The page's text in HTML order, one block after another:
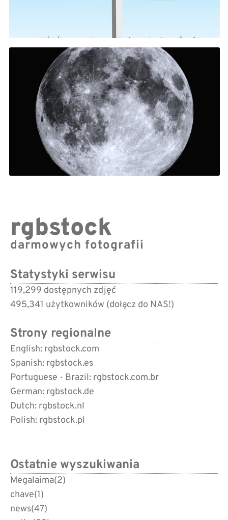
rgbstock
darmowych fotografii
Statystyki serwisu
119,299 dostępnych zdjęć
495,341 użytkowników (dołącz do NAS!)
Strony regionalne
English: rgbstock.com
Spanish: rgbstock.es
Portuguese - Brazil: rgbstock.com.br
German: rgbstock.de
Dutch: rgbstock.nl
Polish: rgbstock.pl
Ostatnie wyszukiwania
Megalaima(2)
chave(1)
news(47)